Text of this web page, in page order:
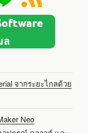
จากระยะไกลด้วย
Neo